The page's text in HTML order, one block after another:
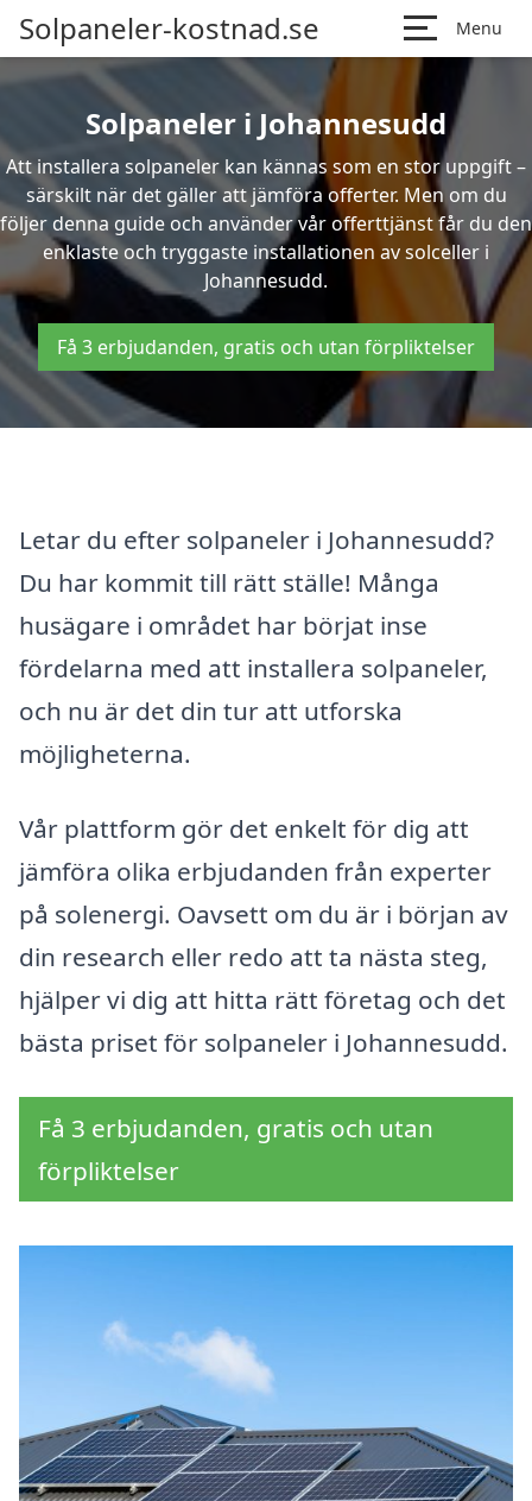
Solpaneler-kostnad.se Menu
Solpaneler i Johannesudd
Att installera solpaneler kan kännas som en stor uppgift –
särskilt när det gäller att jämföra offerter. Men om du
följer denna guide och använder vår offerttjänst får du den
enklaste och tryggaste installationen av solceller i
Johannesudd.
Få 3 erbjudanden, gratis och utan förpliktelser
Letar du efter solpaneler i Johannesudd?
Du har kommit till rätt ställe! Många
husägare i området har börjat inse
fördelarna med att installera solpaneler,
och nu är det din tur att utforska
möjligheterna.
Vår plattform gör det enkelt för dig att
jämföra olika erbjudanden från experter
på solenergi. Oavsett om du är i början av
din research eller redo att ta nästa steg,
hjälper vi dig att hitta rätt företag och det
bästa priset för solpaneler i Johannesudd.
Få 3 erbjudanden, gratis och utan
förpliktelser